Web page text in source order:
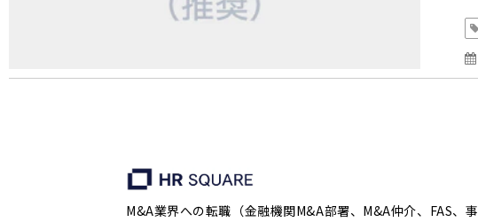
M&A業界への転職（金融機関M&A部署、M&A仲介、FAS、事